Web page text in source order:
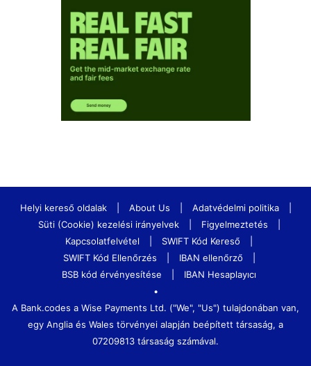
Helyi kereső oldalak About Us Adatvédelmi politika
Süti (Cookie) kezelési irányelvek
Figyelmeztetés
Kapcsolatfelvétel
SWIFT Kód Kereső
SWIFT Kód Ellenőrzés
IBAN ellenőrző
BSB kód érvényesítése
IBAN Hesaplayıcı
•
A Bank.codes a Wise Payments Ltd. ("We", "Us") tulajdonában van,
egy Anglia és Wales törvényei alapján beépített társaság, a
07209813 társaság számával.